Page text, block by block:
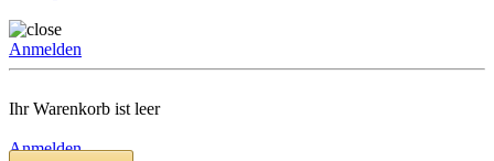
Anmelden
Ihr Warenkorb ist leer
Anmelden